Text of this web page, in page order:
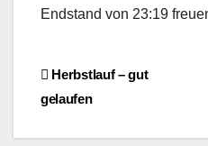
Endstand von 23:19
Herbstlauf – gut
gelaufen